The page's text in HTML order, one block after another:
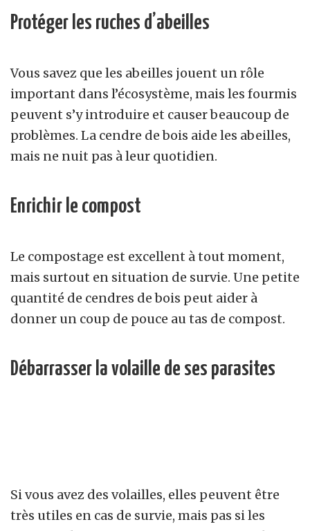
Protéger les ruches d’abeilles
Vous savez que les abeilles jouent un rôle
important dans l’écosystème, mais les fourmis
peuvent s’y introduire et causer beaucoup de
problèmes. La cendre de bois aide les abeilles,
mais ne nuit pas à leur quotidien.
Enrichir le compost
Le compostage est excellent à tout moment,
mais surtout en situation de survie. Une petite
quantité de cendres de bois peut aider à
donner un coup de pouce au tas de compost.
Débarrasser la volaille de ses parasites
Si vous avez des volailles, elles peuvent être
très utiles en cas de survie, mais pas si les